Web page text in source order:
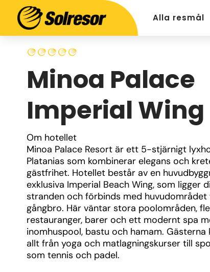
Alla resmål
Minoa Palace
Imperial Wing
Om hotellet
Minoa Palace Resort är ett 5-stjärnigt
Platanias som kombinerar elegans och
gästfrihet. Hotellet består av en
exklusiva Imperial Beach Wing, som ligger
stranden och förbinds med huvudområdet
gångbro. Här väntar stora poolområden,
restauranger, barer och ett modernt spa
inomhuspool, bastu och hamam. Gästerna
allt från yoga och matlagningskurser till
som tennis och padel.